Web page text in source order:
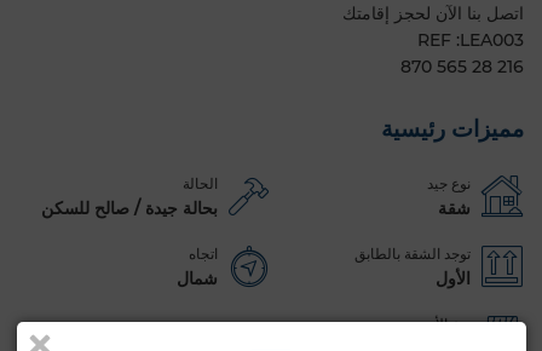
اتصل بنا الآن لحجز إقامتك
REF :LEA003
216 28 565 870
مميزات رئيسية
نوع جيد
شقة
الحالة
بحالة جيدة / صالح للسكن
توجد الشقة بالطابق
الأول
اتجاه
شمال
نوع الأرضية